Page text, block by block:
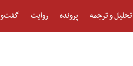
تحلیل و ترجمه پرونده روایت گفت‌و‎گو